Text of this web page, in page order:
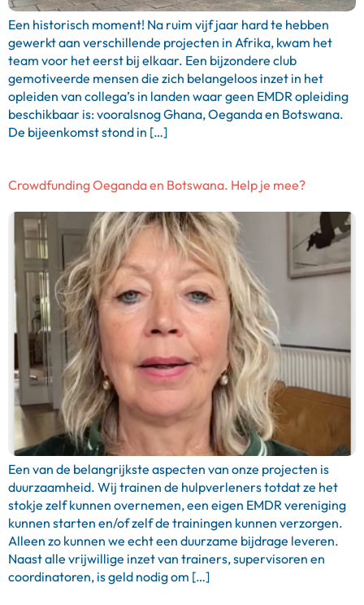
Een historisch moment! Na ruim vijf jaar hard te hebben
gewerkt aan verschillende projecten in Afrika, kwam het
team voor het eerst bij elkaar. Een bijzondere club
gemotiveerde mensen die zich belangeloos inzet in het
opleiden van collega’s in landen waar geen EMDR opleiding
beschikbaar is: vooralsnog Ghana, Oeganda en Botswana.
De bijeenkomst stond in […]
Crowdfunding Oeganda en Botswana. Help je mee?
Een van de belangrijkste aspecten van onze projecten is
duurzaamheid. Wij trainen de hulpverleners totdat ze het
stokje zelf kunnen overnemen, een eigen EMDR vereniging
kunnen starten en/of zelf de trainingen kunnen verzorgen.
Alleen zo kunnen we echt een duurzame bijdrage leveren.
Naast alle vrijwillige inzet van trainers, supervisoren en
coordinatoren, is geld nodig om […]